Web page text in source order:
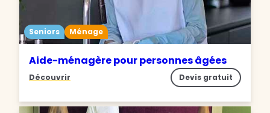
Seniors Ménage
Aide-ménagère pour personnes âgées
Découvrir Devis gratuit